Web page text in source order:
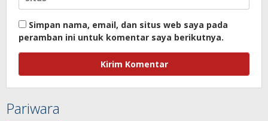
Simpan nama, email, dan situs web saya pada
peramban ini untuk komentar saya berikutnya.
Pariwara